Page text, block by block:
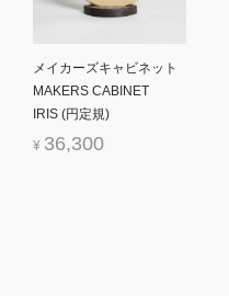
メイカーズキャビネット
MAKERS CABINET
IRIS (円定規)
¥ 36,300